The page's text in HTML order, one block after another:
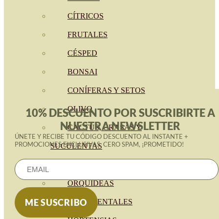
CÍTRICOS
FRUTALES
CÉSPED
BONSAI
CONÍFERAS Y SETOS
OLIVO
CACTUS, CRASAS Y
SUCULENTAS
ORQUIDEAS
ORNAMENTALES
10% DESCUENTO POR SUSCRIBIRTE A
NUESTRA NEWSLETTER
ÚNETE Y RECIBE TU CÓDIGO DESCUENTO AL INSTANTE +
PROMOCIONES EXCLUSIVAS. CERO SPAM, ¡PROMETIDO!